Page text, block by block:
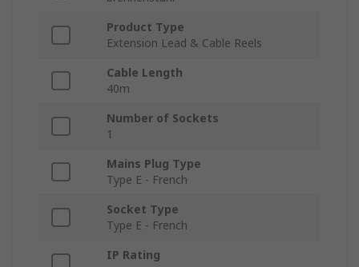
Product Type
Extension Lead & Cable Reels
Cable Length
40m
Number of Sockets
1
Mains Plug Type
Type E - French
Socket Type
Type E - French
IP Rating